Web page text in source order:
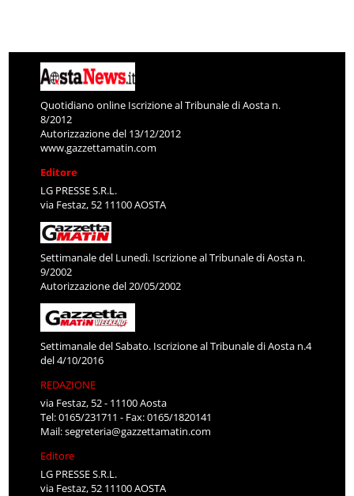
Quotidiano online Iscrizione al Tribunale di Aosta n.
8/2012
Autorizzazione del 13/12/2012
www.gazzettamatin.com
Editore
LG PRESSE S.R.L.
via Festaz, 52 11100 AOSTA
Settimanale del Lunedì. Iscrizione al Tribunale di Aosta n.
9/2002
Autorizzazione del 20/05/2002
Settimanale del Sabato. Iscrizione al Tribunale di Aosta n.4
del 4/10/2016
REDAZIONE
via Festaz, 52 - 11100 Aosta
Tel: 0165/231711 - Fax: 0165/1820141
Mail:segreteria@gazzettamatin.com
Editore
LG PRESSE S.R.L.
via Festaz, 52 11100 AOSTA